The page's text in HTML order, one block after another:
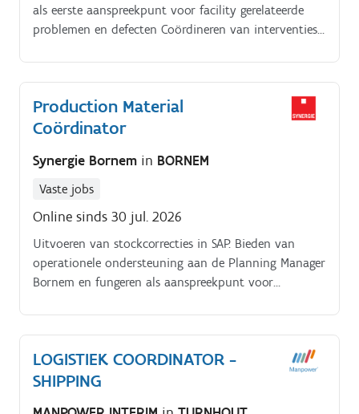
als eerste aanspreekpunt voor facility gerelateerde
problemen en defecten Coördineren van interventies
onderhoudsmedewerker Opvolgen van
onderhoudsplannen, keuringen en inspecties
Detecteren van terugkerende problemen en
documentatie zoals contracten, rapporten en
planningen Controleren en verwerken van
Onze klant.
Production Material
Coördinator
Synergie Bornem in BORNEM
Vaste jobs
Online sinds 30 jul. 2026
Uitvoeren van stockcorrecties in SAP. Bieden van
operationele ondersteuning aan de Planning Manager
Bornem en fungeren als aanspreekpunt voor
…. Correct afhandelen van verpakkingsklachten.
LOGISTIEK COORDINATOR -
SHIPPING